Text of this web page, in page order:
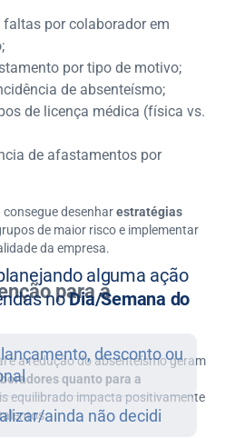
por colaborador em
por tipo de motivo;
de absenteísmo;
de licença médica (física vs.
de afastamentos por
desenharestratégias
de maior risco e implementar
da empresa.
para a
e a redução do absenteísmo geram
quanto para a
equilibrado impacta positivamente